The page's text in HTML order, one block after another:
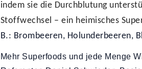
indem sie die Durchblutung
Stoffwechsel – ein heimisches
B.: Brombeeren, Holunderbeeren,
Mehr Superfoods und jede Menge